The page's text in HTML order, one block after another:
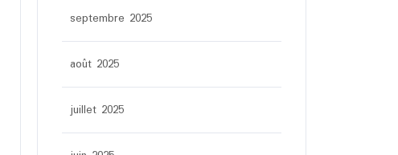
septembre 2025
août 2025
juillet 2025